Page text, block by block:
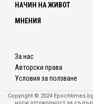
НАЧИН НА ЖИВОТ
МНЕНИЯ
За нас
Авторски права
Условия за ползване
Copyright © 2024